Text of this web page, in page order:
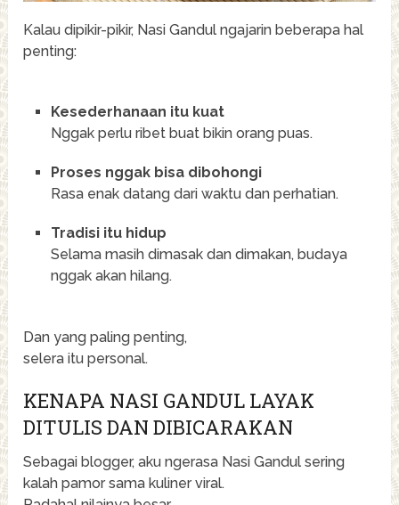
Kalau dipikir-pikir, Nasi Gandul ngajarin beberapa hal
penting:
Kesederhanaan itu kuat
Nggak perlu ribet buat bikin orang puas.
Proses nggak bisa dibohongi
Rasa enak datang dari waktu dan perhatian.
Tradisi itu hidup
Selama masih dimasak dan dimakan, budaya
nggak akan hilang.
Dan yang paling penting,
selera itu personal.
KENAPA NASI GANDUL LAYAK
DITULIS DAN DIBICARAKAN
Sebagai blogger, aku ngerasa Nasi Gandul sering
kalah pamor sama kuliner viral.